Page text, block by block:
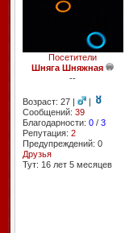
Посетители
Шняга Шняжная
--
Возраст: 27 |
|
Сообщений: 39
Благодарности: 0/ 3
Репутация: 2
Предупреждений: 0
Друзья
Тут: 16 лет 5 месяцев